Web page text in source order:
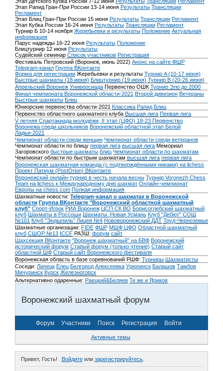
Этап Рапид Гран-При России 13-14 июня Результаты Трансляции
Регламент
Этап Блиц Гран-При России 15 июня Результаты Трансляции Регламент
Этап Кубка России 16-24 июня Результаты Трансляции Регламент
Турнир Б 10-14 ноября Жеребьевки и результаты Положение Актуальная
информация
Парус надежды 16-22 июня Результаты Положение
Блицтурнир 12 июня Результаты
Судейский семинар Список участников Регистрация
Фестиваль Петровский (Воронеж, июнь 2022) Анонс на сайте ФШР
Telegram-канал Группа ВКонтакте
Форма для регистрации Жеребьевки и результаты Турнир A (10-17 июня)
Быстрые шахматы (18 июня) Блицтурнир (19 июня) Турнир B (20-26 июня)
Апрельский Воронеж Универсиада Первенство ОШК Турнир Эло до 2000
Финал чемпионата Воронежской области-2021 Второй дивизион Ветераны
Быстрые шахматы Блиц
Юниорские первенства области-2021 Классика Рапид Блиц
Первенство областного шахматного клуба Высшая лига Первая лига
V летняя Спартакиада молодёжи, II этап (ЦФО) 18-23 Первенство
Воронежа среди школьников Воронежский областной этап Белой
Ладьи-2021
Чемпионат области среди женщин Чемпионат области среди ветеранов
Чемпионат области по блицу первая лига высшая лига Мемориал
Загоровского быстрые шахматы блиц Чемпионат области по шахматам
Чемпионат области по быстрым шахматам высшая лига первая лига
Воронежская шахматная команда (с подтверждёнными никами) на lichess
Проект Патиум (PostOrion) ВКонтакте
Воронежский онлайн-турнир в честь начала весны Турнир Voronezh Chess
Team на lichess к Международному дню шахмат Онлайн-чемпионат
Европы на chess.com Полная информация
Шахматные новости: Telegram-канал о шахматах в Воронежской
области Группа ВКонтакте "Воронежский областной шахматный
клуб" Спорт-Игрок РИА Воронеж ЦСП СК ВО Борисоглебский шахматный
клуб Шахматы в Россоши Шахматы. Новая Усмань Клуб "Дебют" СОШ
№101 Клуб "Эндшпиль" Лицея №4 Нововоронежский ДДТ Труд-Черноземье
Шахматные организации: FIDE ФШР МШФ ЦФО Областной шахматный
клуб СШОР №13 ICCF РАЗШ: форум сайт
Шахсекция ВКонтакте "Воронеж шахматный" на БВФ Воронежский
исторический форум Cтарый форум (только чтение) Старый сайт
областной ШФ Старый сайт Воронежского фестиваля
Воронежская область в базе соревнований РШФ: Турниры Шахматисты
Соседи: Липецк Елец Белгород Алексеевка Урюпинск Балашов Тамбов
Мичуринск Курск Железногорск
Альтернативно одаренные: Раецкий&Беляев Те же и Яриков
Воронежский шахматный форум
Форум Участники Поиск Регистрация Войти
Активные темы
Привет, Гость! Войдитеили зарегистрируйтесь.